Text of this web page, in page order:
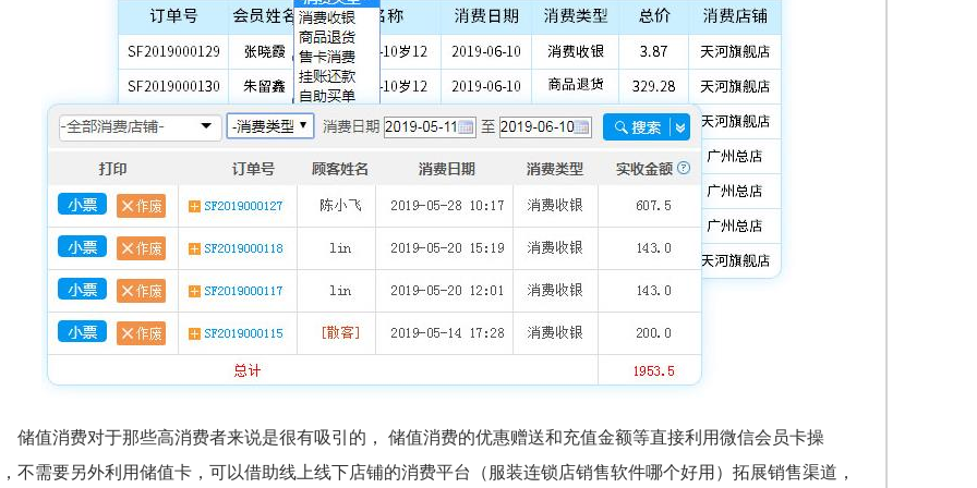
储值消费对于那些高消费者来说是很有吸引的， 储值消费的优惠赠送和充值金额等直接利用微信会员卡操
不需要另外利用储值卡，可以借助线上线下店铺的消费平台（服装连锁店销售软件哪个好用 ）拓展销售渠道，